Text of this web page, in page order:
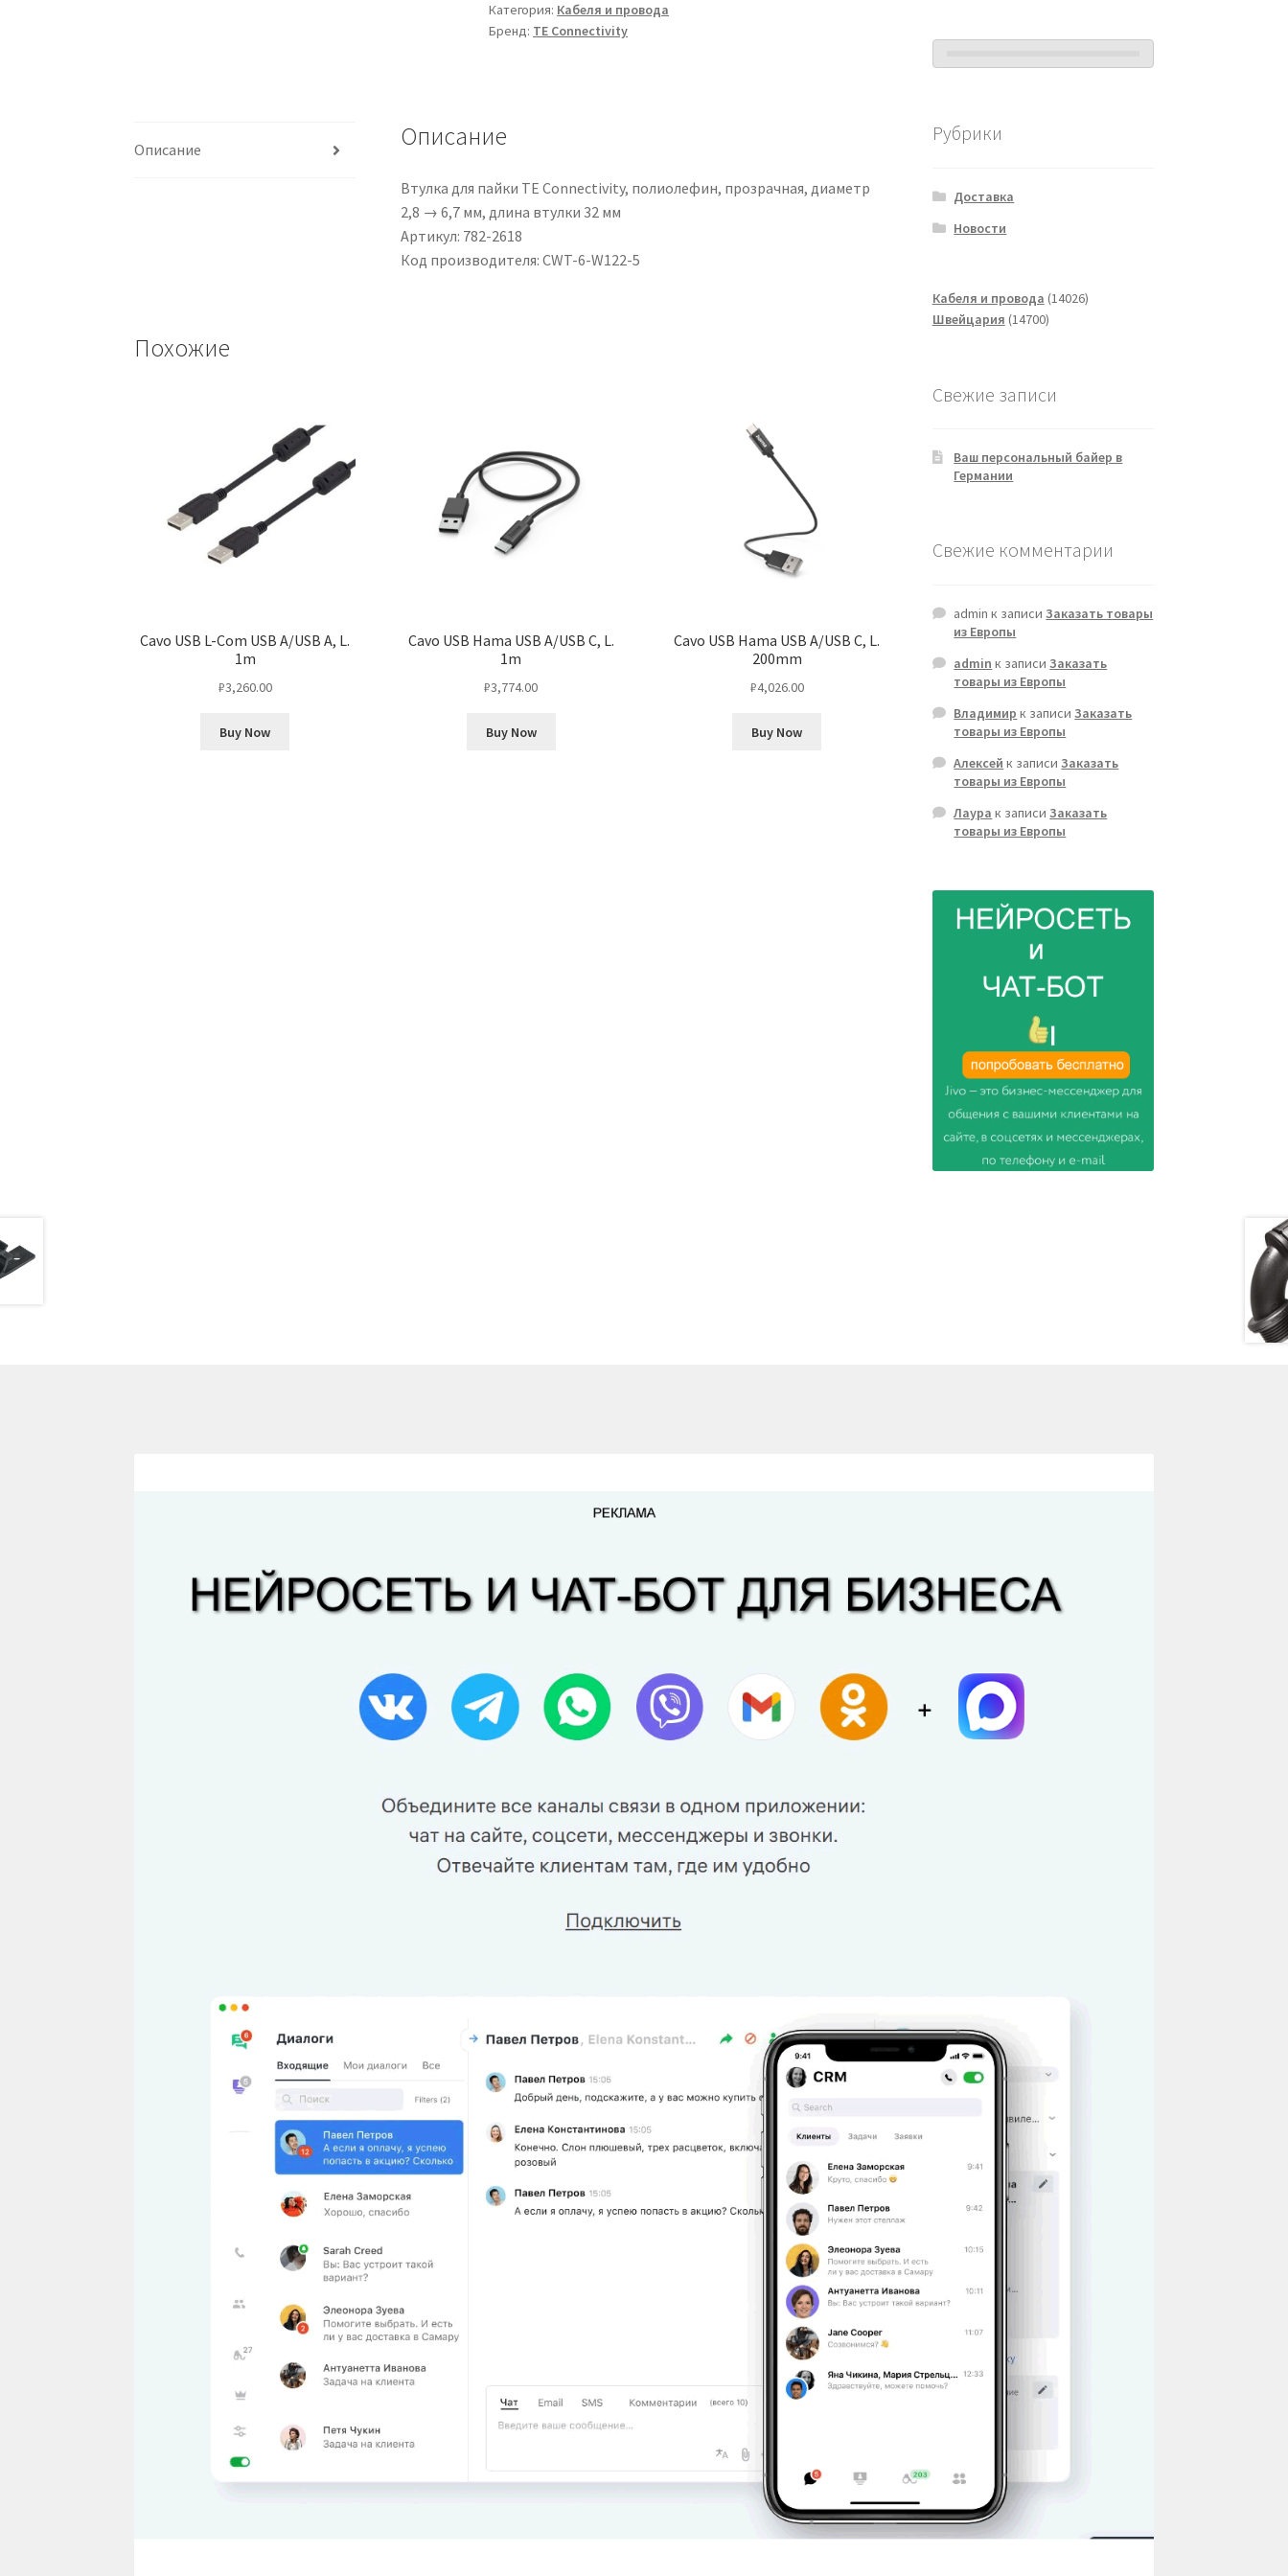
TE
Connectivity,
diametri
2.8
6.7mm,
manicotto
lungo
Категория: Кабеля и провода
Бренд: TE Connectivity
Описание Описание
Втулка для пайки TE Connectivity, полиолефин, прозрачная, диаметр
2,8 → 6,7 мм, длина втулки 32 мм
Артикул: 782-2618
Код производителя: CWT-6-W122-5
Похожие
Cavo USB L-Com USB A/USB A, L.
1m
₽3,260.00
Buy Now
Cavo USB Hama USB A/USB C, L.
1m
₽3,774.00
Buy Now
Cavo USB Hama USB A/USB C, L.
200mm
₽4,026.00
Buy Now
Рубрики
Доставка
Новости
Кабеля и провода 1402614026
Швейцария 1470014700
Свежие записи
Ваш персональный байер в
Германии
Свежие комментарии
admin к записиЗаказать товары
из Европы
admin к записиЗаказать
товары из Европы
Владимир к записиЗаказать
товары из Европы
Алексей к записиЗаказать
товары из Европы
Лаура к записиЗаказать
товары из Европы